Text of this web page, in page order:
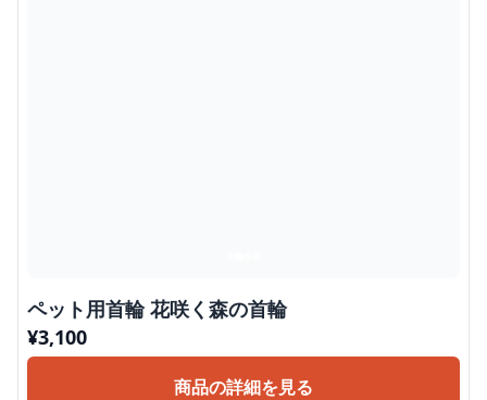
ペット用首輪 花咲く森の首輪
¥3,100
商品の詳細を見る